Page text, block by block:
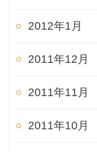
2012年1月
2011年12月
2011年11月
2011年10月